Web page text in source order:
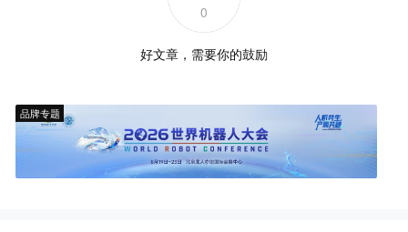
0
好文章，需要你的鼓励
品牌专题